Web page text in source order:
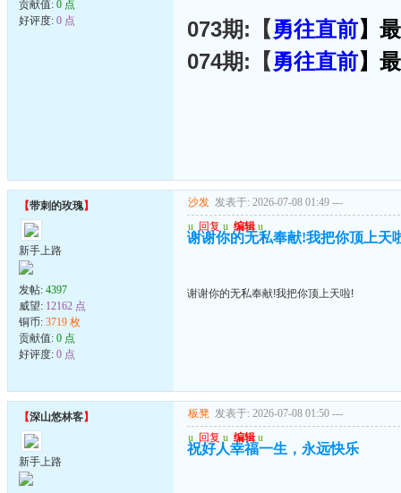
贡献值: 0 点
好评度: 0 点 073期:【 勇往直前】
074期:【 勇往直前】
【带刺的玫瑰】
新手上路
发帖: 4397
威望: 12162 点
铜币: 3719 枚
贡献值: 0 点
好评度: 0 点
沙发 发表于: 2026-07-08 01:49 ---
u 回复 u 编辑 u
谢谢你的无私奉献!我把你顶上天
谢谢你的无私奉献!我把你顶上天啦!
【深山悠林客】
新手上路
板凳 发表于: 2026-07-08 01:50 ---
u 回复 u 编辑 u
祝好人幸福一生，永远快乐